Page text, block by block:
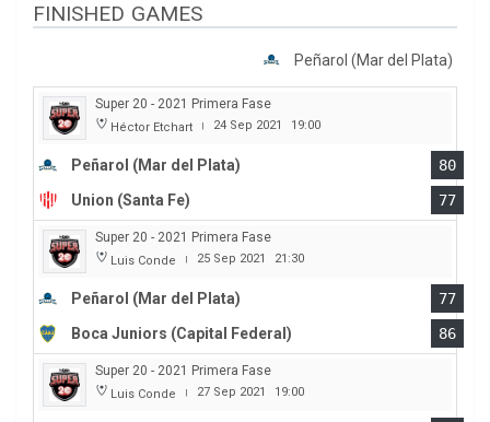
FINISHED GAMES
Peñarol (Mar del Plata)
Super 20 - 2021 Primera Fase
Héctor Etchart | 24 Sep 2021 19:00
Peñarol (Mar del Plata)
80
Union (Santa Fe)
77
Super 20 - 2021 Primera Fase
Luis Conde | 25 Sep 2021 21:30
Peñarol (Mar del Plata)
77
Boca Juniors (Capital Federal)
86
Super 20 - 2021 Primera Fase
Luis Conde | 27 Sep 2021 19:00